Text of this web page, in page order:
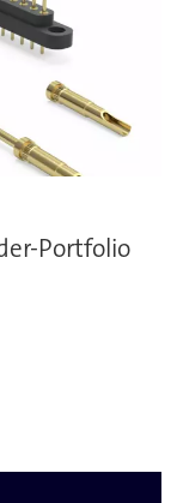
Portfolio